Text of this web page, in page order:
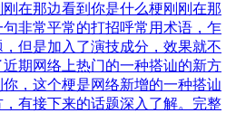
刚在那边看到你是什么梗刚刚在那
非常平常的打招呼常用术语，乍
但是加入了演技成分，效果就不
期网络上热门的一种搭讪的新方
，这个梗是网络新增的一种搭讪
有接下来的话题深入了解。完整